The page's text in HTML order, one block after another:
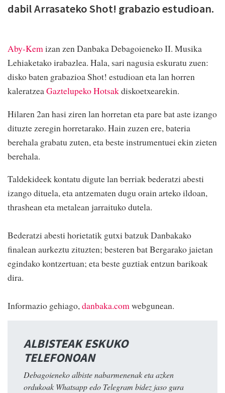
dabil Arrasateko Shot! grabazio estudioan.
Aby-Kemizan zen Danbaka Debagoieneko II. Musika
Lehiaketako irabazlea. Hala, sari nagusia eskuratu zuen:
disko baten grabazioa Shot! estudioan eta lan horren
kaleratzeaGaztelupeko Hotsakdiskoetxearekin.
Hilaren 2an hasi ziren lan horretan eta pare bat aste izango
dituzte zeregin horretarako. Hain zuzen ere, bateria
berehala grabatu zuten, eta beste instrumentuei ekin zieten
berehala.
Taldekideek kontatu digute lan berriak bederatzi abesti
izango dituela, eta antzematen dugu orain arteko ildoan,
thrashean eta metalean jarraituko dutela.
Bederatzi abesti horietatik gutxi batzuk Danbakako
finalean aurkeztu zituzten; besteren bat Bergarako jaietan
egindako kontzertuan; eta beste guztiak entzun barikoak
dira.
Informazio gehiago,danbaka.comwebgunean.
ALBISTEAK ESKUKO
TELEFONOAN
Debagoieneko albiste nabarmenenak eta azken
ordukoak Whatsapp edo Telegram bidez jaso gura